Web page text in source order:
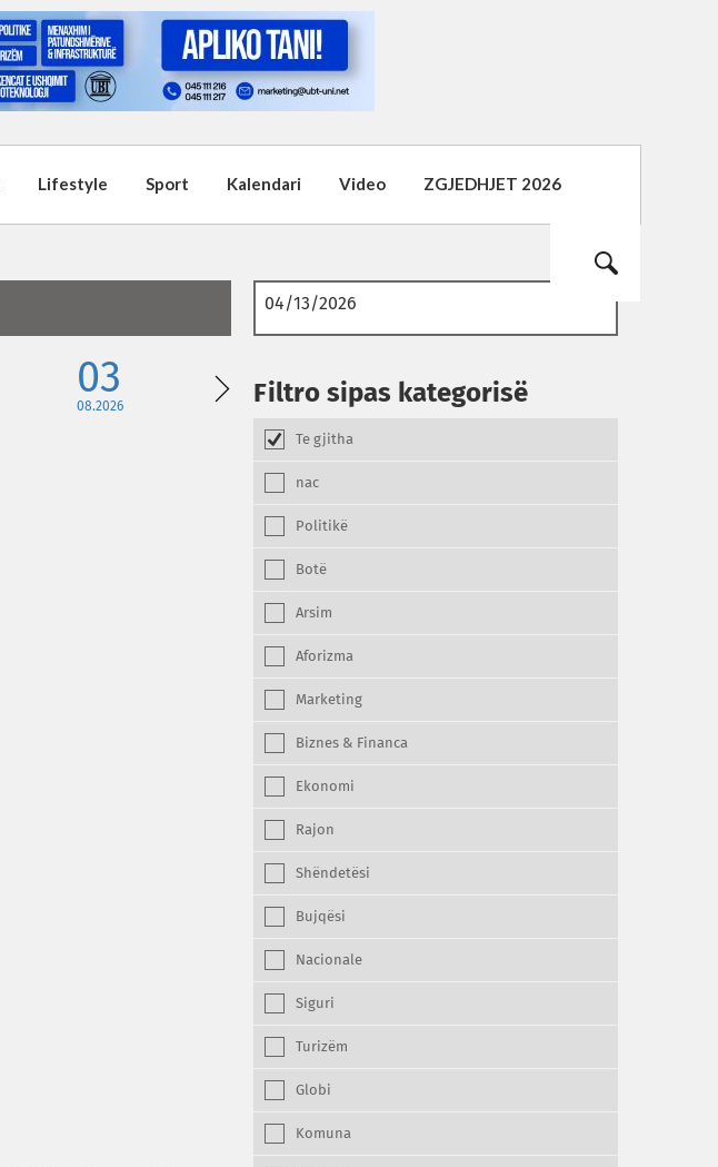
Lifestyle Sport Kalendari Video ZGJEDHJET 2026
03
08.2026
02 01
Filtro sipas kategorisë
Te gjitha
nac
Politikë
Botë
Arsim
Aforizma
Marketing
Biznes & Financa
Ekonomi
Rajon
Shëndetësi
Bujqësi
Nacionale
Siguri
Turizëm
Globi
Komuna